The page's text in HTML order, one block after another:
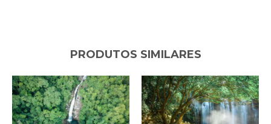
PRODUTOS SIMILARES